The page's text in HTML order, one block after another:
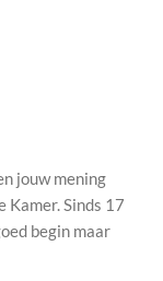
jouw mening
Kamer. Sinds 17
begin maar